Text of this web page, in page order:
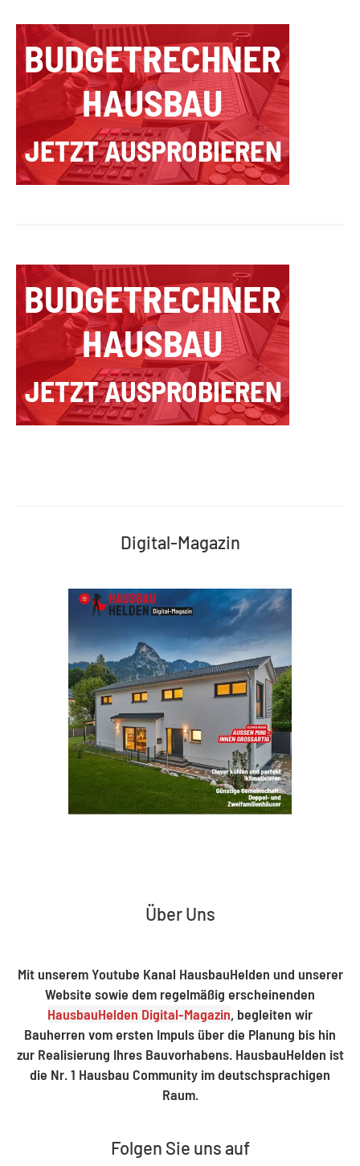
Digital-Magazin
Über Uns
Mit unserem Youtube Kanal HausbauHelden und unserer
Website sowie dem regelmäßig erscheinenden
HausbauHelden Digital-Magazin, begleiten wir
Bauherren vom ersten Impuls über die Planung bis hin
zur Realisierung Ihres Bauvorhabens. HausbauHelden ist
die Nr. 1 Hausbau Community im deutschsprachigen
Raum.
Folgen Sie uns auf